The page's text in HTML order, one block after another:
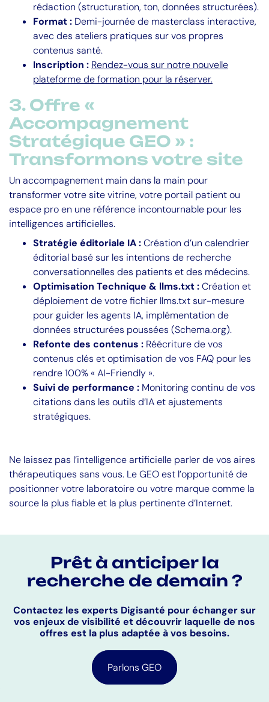
rédaction (structuration, ton, données structurées).
Format : Demi-journée de masterclass interactive,
avec des ateliers pratiques sur vos propres
contenus santé.
Inscription : Rendez-vous sur notre nouvelle
plateforme de formation pour la réserver.
3. Offre «
Accompagnement
Stratégique GEO » :
Transformons votre site
Un accompagnement main dans la main pour
transformer votre site vitrine, votre portail patient ou
espace pro en une référence incontournable pour les
intelligences artificielles.
Stratégie éditoriale IA :Création d’un calendrier
éditorial basé sur les intentions de recherche
conversationnelles des patients et des médecins.
Optimisation Technique & llms.txt :Création et
déploiement de votre fichier llms.txt sur-mesure
pour guider les agents IA, implémentation de
données structurées poussées (Schema.org).
Refonte des contenus : Réécriture de vos
contenus clés et optimisation de vos FAQ pour les
rendre 100% « AI-Friendly ».
Suivi de performance : Monitoring continu de vos
citations dans les outils d’IA et ajustements
stratégiques.
Ne laissez pas l’intelligence artificielle parler de vos aires
thérapeutiques sans vous. Le GEO est l’opportunité de
positionner votre laboratoire ou votre marque comme la
source la plus fiable et la plus pertinente d’Internet.
Prêt à anticiper la
recherche de demain ?
Contactez les experts Digisanté pour échanger sur
vos enjeux de visibilité et découvrir laquelle de nos
offres est la plus adaptée à vos besoins.
Parlons GEO